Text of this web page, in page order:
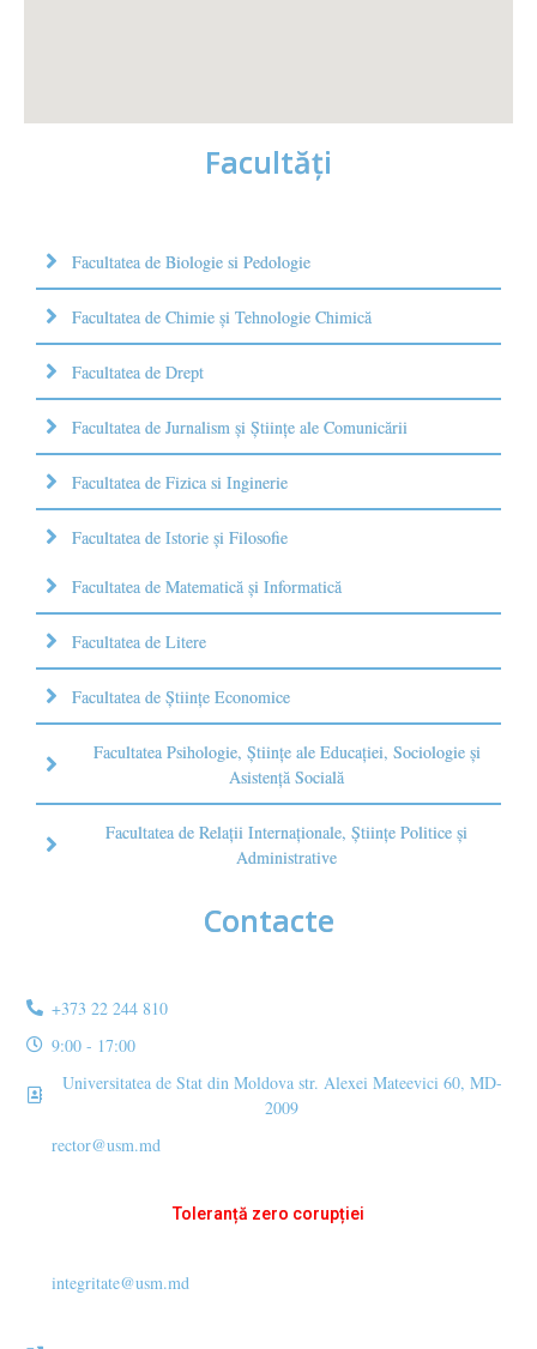
Facultăţi
Facultatea de Biologie si Pedologie
Facultatea de Chimie şi Tehnologie Chimică
Facultatea de Drept
Facultatea de Jurnalism şi Ştiinţe ale Comunicării
Facultatea de Fizica si Inginerie
Facultatea de Istorie şi Filosofie
Facultatea de Matematică şi Informatică
Facultatea de Litere
Facultatea de Științe Economice
Facultatea Psihologie, Ştiinţe ale Educaţiei, Sociologie și
Asistență Socială
Facultatea de Relaţii Internaţionale, Ştiinţe Politice şi
Administrative
Contacte
+373 22 244 810
9:00 - 17:00
Universitatea de Stat din Moldova str. Alexei Mateevici 60, MD-
2009
rector@usm.md
Toleranță zero corupției
integritate@usm.md